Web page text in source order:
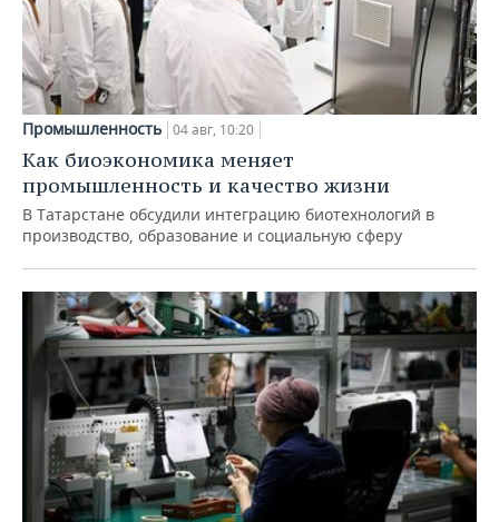
Промышленность 04 авг, 10:20
Как биоэкономика меняет
промышленность и качество жизни
В Татарстане обсудили интеграцию биотехнологий в
производство, образование и социальную сферу